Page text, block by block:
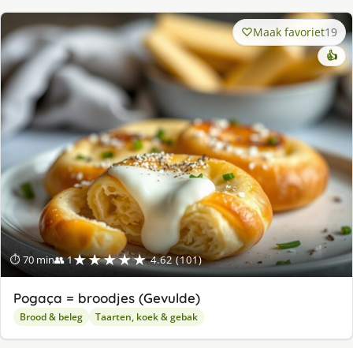
⏱ 70 min👥 1★★★★★ 4.62 (101)
Maak favoriet19
👍
Pogaça = broodjes (Gevulde)
Brood & beleg Taarten, koek & gebak